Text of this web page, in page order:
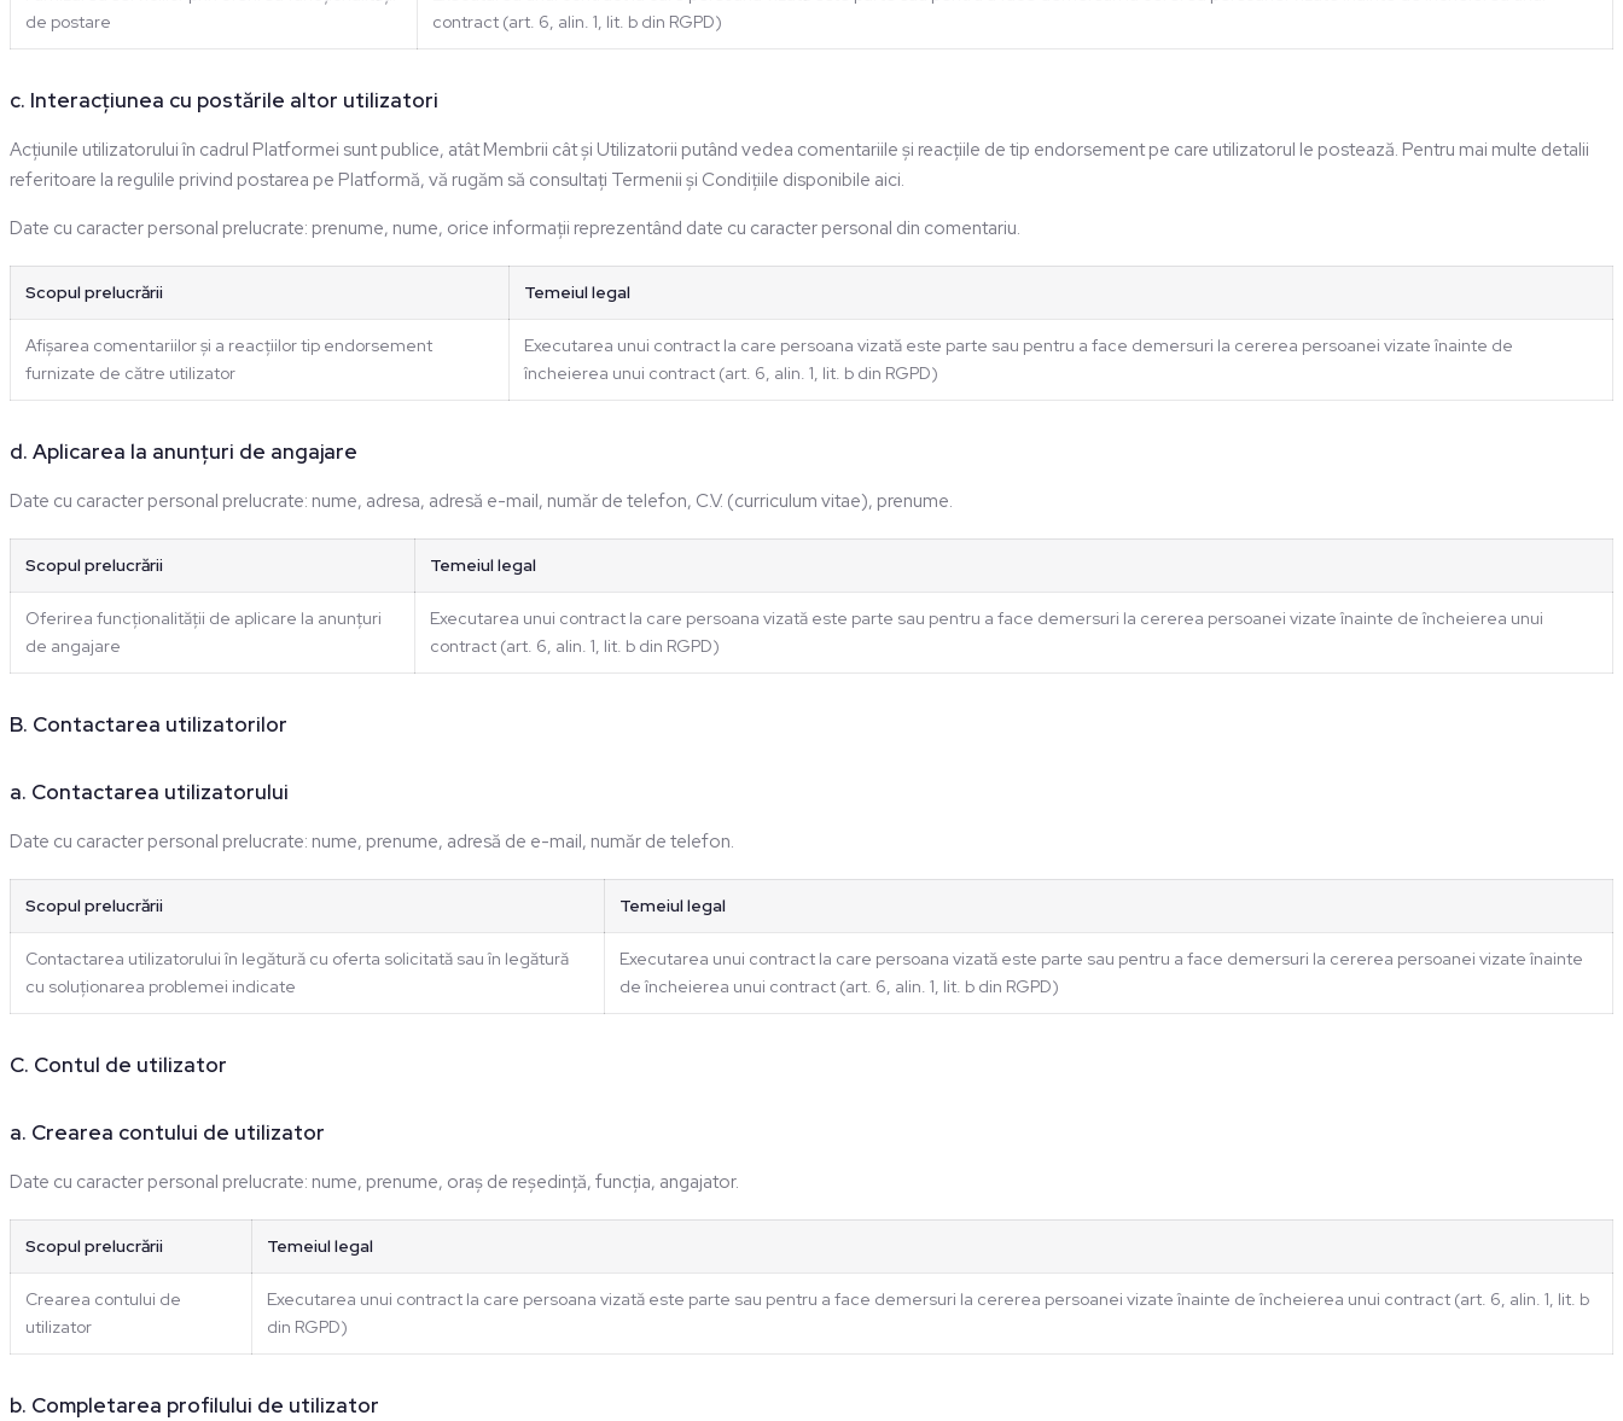
de postare
contract (art. 6, alin. 1, lit. b din RGPD)
c. Interacțiunea cu postările altor utilizatori
Acțiunile utilizatorului în cadrul Platformei sunt publice, atât Membrii cât și Utilizatorii putând vedea comentariile și reacțiile de tip endorsement pe care utilizatorul le postează. Pentru mai multe detalii
referitoare la regulile privind postarea pe Platformă, vă rugăm să consultați Termenii și Condițiile disponibile aici.
Date cu caracter personal prelucrate: prenume, nume, orice informații reprezentând date cu caracter personal din comentariu.
Scopul prelucrării Temeiul legal
Afișarea comentariilor și a reacțiilor tip endorsement
furnizate de către utilizator
Executarea unui contract la care persoana vizată este parte sau pentru a face demersuri la cererea persoanei vizate înainte de
încheierea unui contract (art. 6, alin. 1, lit. b din RGPD)
d. Aplicarea la anunțuri de angajare
Date cu caracter personal prelucrate: nume, adresa, adresă e-mail, număr de telefon, C.V. (curriculum vitae), prenume.
Scopul prelucrării Temeiul legal
Oferirea funcționalității de aplicare la anunțuri
de angajare
Executarea unui contract la care persoana vizată este parte sau pentru a face demersuri la cererea persoanei vizate înainte de încheierea unui
contract (art. 6, alin. 1, lit. b din RGPD)
B. Contactarea utilizatorilor
a. Contactarea utilizatorului
Date cu caracter personal prelucrate: nume, prenume, adresă de e-mail, număr de telefon.
Scopul prelucrării Temeiul legal
Contactarea utilizatorului în legătură cu oferta solicitată sau în legătură
cu soluționarea problemei indicate
Executarea unui contract la care persoana vizată este parte sau pentru a face demersuri la cererea persoanei vizate înainte
de încheierea unui contract (art. 6, alin. 1, lit. b din RGPD)
C. Contul de utilizator
a. Crearea contului de utilizator
Date cu caracter personal prelucrate: nume, prenume, oraș de reședință, funcția, angajator.
Scopul prelucrării Temeiul legal
Crearea contului de
utilizator
Executarea unui contract la care persoana vizată este parte sau pentru a face demersuri la cererea persoanei vizate înainte de încheierea unui contract (art. 6, alin. 1, lit. b
din RGPD)
b. Completarea profilului de utilizator